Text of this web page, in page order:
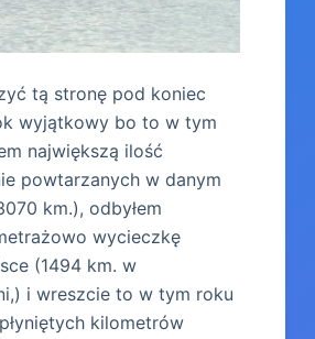
tą stronę pod koniec
wyjątkowy bo to w tym
największą ilość
powtarzanych w danym
km.), odbyłem
wycieczkę
(1494 km. w
i wreszcie to w tym roku
kilometrów